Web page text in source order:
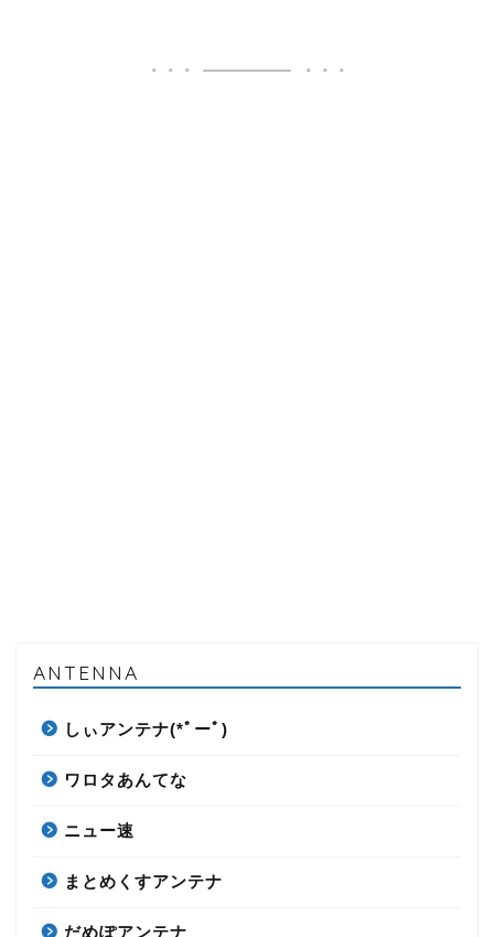
ANTENNA
しぃアンテナ(*ﾟーﾟ)
ワロタあんてな
ニュー速
まとめくすアンテナ
だめぽアンテナ